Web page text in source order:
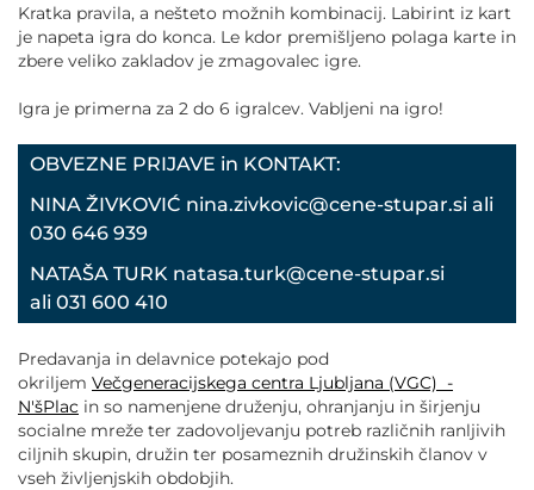
PODČRTAJ POVEZAVE
ZEMLJEVID STRANI
IZJAVA O DOSTOPNOSTI
Kratka pravila, a nešteto možnih kombinacij. Labirint iz kart
je napeta igra do konca. Le kdor premišljeno polaga karte in
zbere veliko zakladov je zmagovalec igre.
Igra je primerna za 2 do 6 igralcev. Vabljeni na igro!
OBVEZNE PRIJAVE in KONTAKT:
NINA ŽIVKOVIĆ nina.zivkovic@cene-stupar.si ali
030 646 939
NATAŠA TURK natasa.turk@cene-stupar.si
ali 031 600 410
Predavanja in delavnice potekajo pod
okriljem Večgeneracijskega centra Ljubljana (VGC) -
N'šPlac in so namenjene druženju, ohranjanju in širjenju
socialne mreže ter zadovoljevanju potreb različnih ranljivih
ciljnih skupin, družin ter posameznih družinskih članov v
vseh življenjskih obdobjih.